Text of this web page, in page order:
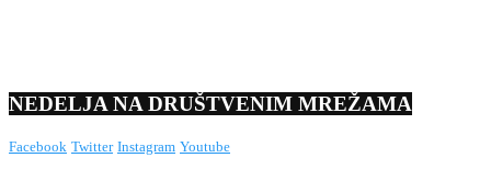
NEDELJA NA DRUŠTVENIM MREŽAMA
Facebook Twitter Instagram Youtube